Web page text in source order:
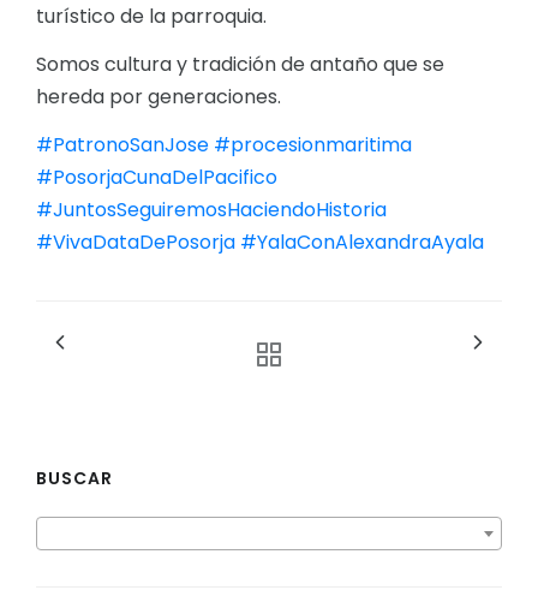
turístico de la parroquia.
Somos cultura y tradición de antaño que se
hereda por generaciones.
#PatronoSanJose #procesionmaritima
#PosorjaCunaDelPacifico
#JuntosSeguiremosHaciendoHistoria
#VivaDataDePosorja #YalaConAlexandraAyala
BUSCAR